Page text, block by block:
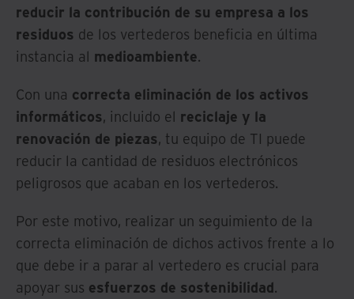
reducir la contribución de su empresa a los
residuos de los vertederos beneficia en última
instancia al medioambiente.
Con una correcta eliminación de los activos
informáticos, incluido el reciclaje y la
renovación de piezas, tu equipo de TI puede
reducir la cantidad de residuos electrónicos
peligrosos que acaban en los vertederos.
Por este motivo, realizar un seguimiento de la
correcta eliminación de dichos activos frente a lo
que debe ir a parar al vertedero es crucial para
apoyar sus esfuerzos de sostenibilidad.